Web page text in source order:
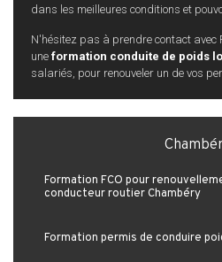
dans les meilleures conditions et
N'hésitez pas à prendre contact avec
une formation conduite de poids
salariés, pour renouveler un de vos
Formation FCO pour
conducteur routier Chambéry
Formation permis de conduire